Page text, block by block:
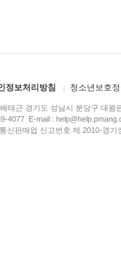
정보처리방침 청소년보호
태근 경기도 성남시 분당구 대왕
4077 E-mail :
신판매업 신고번호 제 2010-경